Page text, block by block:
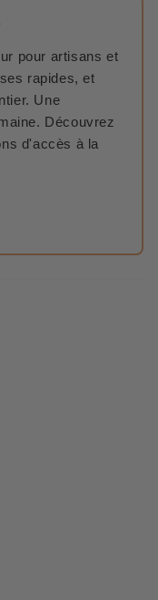
pour artisans et
rapides, et
Une
Découvrez
d'accès à la